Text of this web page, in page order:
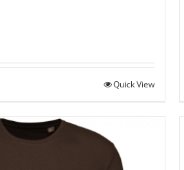
múltiples
variantes.
Quick View